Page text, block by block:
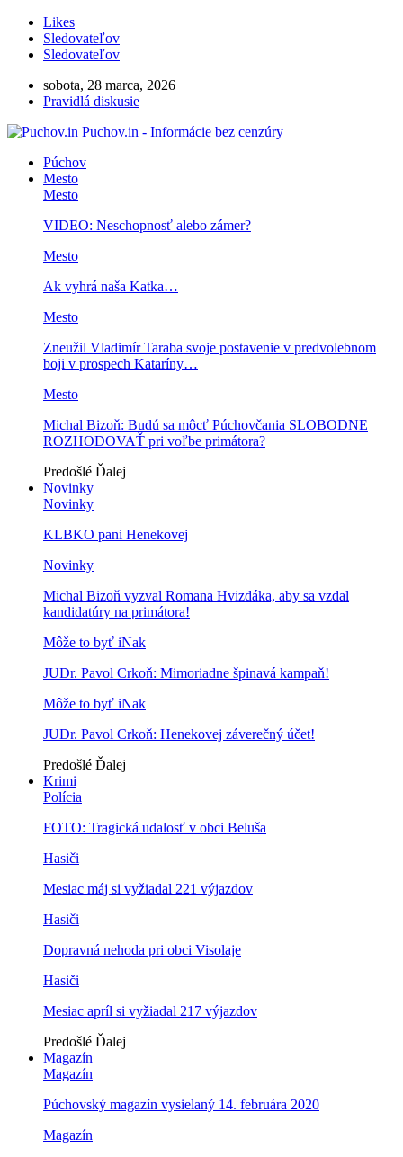
Likes
Sledovateľov
Sledovateľov
sobota, 28 marca, 2026
Pravidlá diskusie
Puchov.in - Informácie bez cenzúry
Púchov
Mesto
Mesto
VIDEO: Neschopnosť alebo zámer?
Mesto
Ak vyhrá naša Katka…
Mesto
Zneužil Vladimír Taraba svoje postavenie v predvolebnom
boji v prospech Kataríny…
Mesto
Michal Bizoň: Budú sa môcť Púchovčania SLOBODNE
ROZHODOVAŤ pri voľbe primátora?
Predošlé Ďalej
Novinky
Novinky
KLBKO pani Henekovej
Novinky
Michal Bizoň vyzval Romana Hvizdáka, aby sa vzdal
kandidatúry na primátora!
Môže to byť iNak
JUDr. Pavol Crkoň: Mimoriadne špinavá kampaň!
Môže to byť iNak
JUDr. Pavol Crkoň: Henekovej záverečný účet!
Predošlé Ďalej
Krimi
Polícia
FOTO: Tragická udalosť v obci Beluša
Hasiči
Mesiac máj si vyžiadal 221 výjazdov
Hasiči
Dopravná nehoda pri obci Visolaje
Hasiči
Mesiac apríl si vyžiadal 217 výjazdov
Predošlé Ďalej
Magazín
Magazín
Púchovský magazín vysielaný 14. februára 2020
Magazín